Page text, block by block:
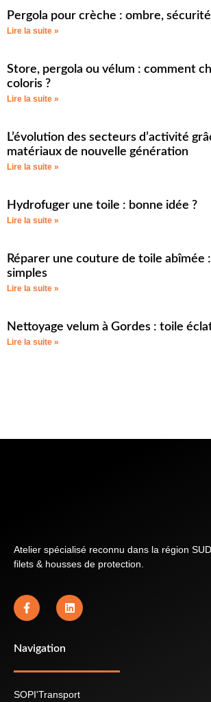
Pergola pour crèche : ombre,
Lire la suite »
Store, pergola ou vélum : comment
coloris ?
Lire la suite »
L’évolution des secteurs d’activité
matériaux de nouvelle génération
Lire la suite »
Hydrofuger une toile : bonne idée ?
Lire la suite »
Réparer une couture de toile abîmée
simples
Lire la suite »
Nettoyage velum à Gordes : toile
Lire la suite »
Atelier spécialisé reconnu dans la région
filets & housses de protection.
Navigation
SOPI'Transport